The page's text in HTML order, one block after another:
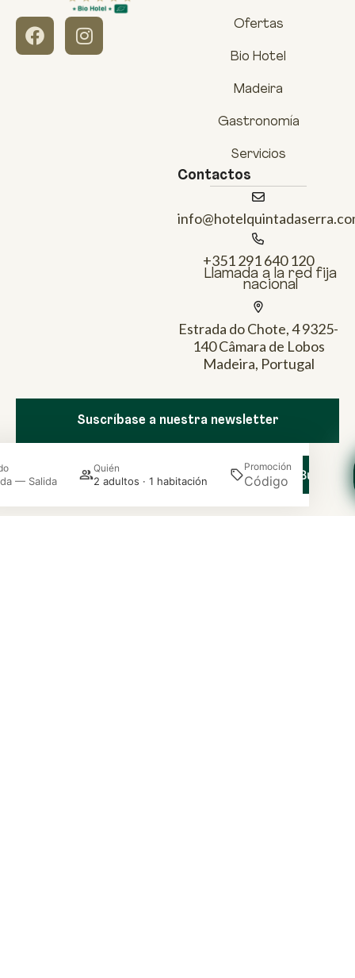
— Salida
Quién
2 adultos · 1 habitación
Promoción
Buscar
Ofertas
Bio Hotel
Madeira
Gastronomía
Servicios
Contactos
+351 291 640 120
Llamada a la red fija
nacional
Estrada do Chote, 4 9325-
140 Câmara de Lobos
Madeira, Portugal
Newsletter
las
experiencias
Suscríbase a nuestra newsletter